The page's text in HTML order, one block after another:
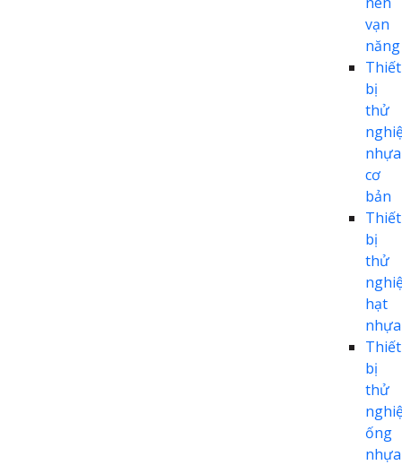
vạn
năng
Thiết
bị
thử
nhựa
cơ
bản
Thiết
bị
thử
hạt
nhựa
Thiết
bị
thử
ống
nhựa